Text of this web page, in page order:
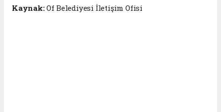
Kaynak:Of Belediyesi İletişim Ofisi